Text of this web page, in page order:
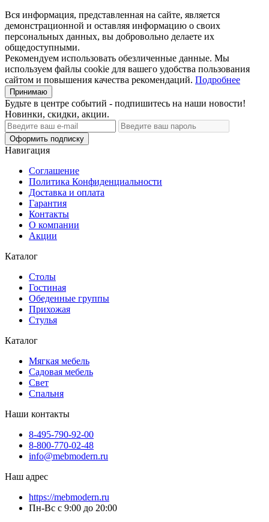
Вся информация, представленная на сайте, является
демонстрационной и оставляя информацию о своих
персональных данных, вы добровольно делаете их
общедоступными.
Рекомендуем использовать обезличенные данные. Мы
используем файлы cookie для вашего удобства пользования
сайтом и повышения качества рекомендаций. Подробнее
Принимаю
Будьте в центре событий - подпишитесь на наши новости!
Новинки, скидки, акции.
Оформить подписку
Навигация
Соглашение
Политика Конфиденциальности
Доставка и оплата
Гарантия
Контакты
О компании
Акции
Каталог
Cтолы
Гостиная
Обеденные группы
Прихожая
Стулья
Каталог
Мягкая мебель
Садовая мебель
Свет
Спальня
Наши контакты
8-495-790-92-00
8-800-770-02-48
info@mebmodern.ru
Наш адрес
https://mebmodern.ru
Пн-Вс с 9:00 до 20:00